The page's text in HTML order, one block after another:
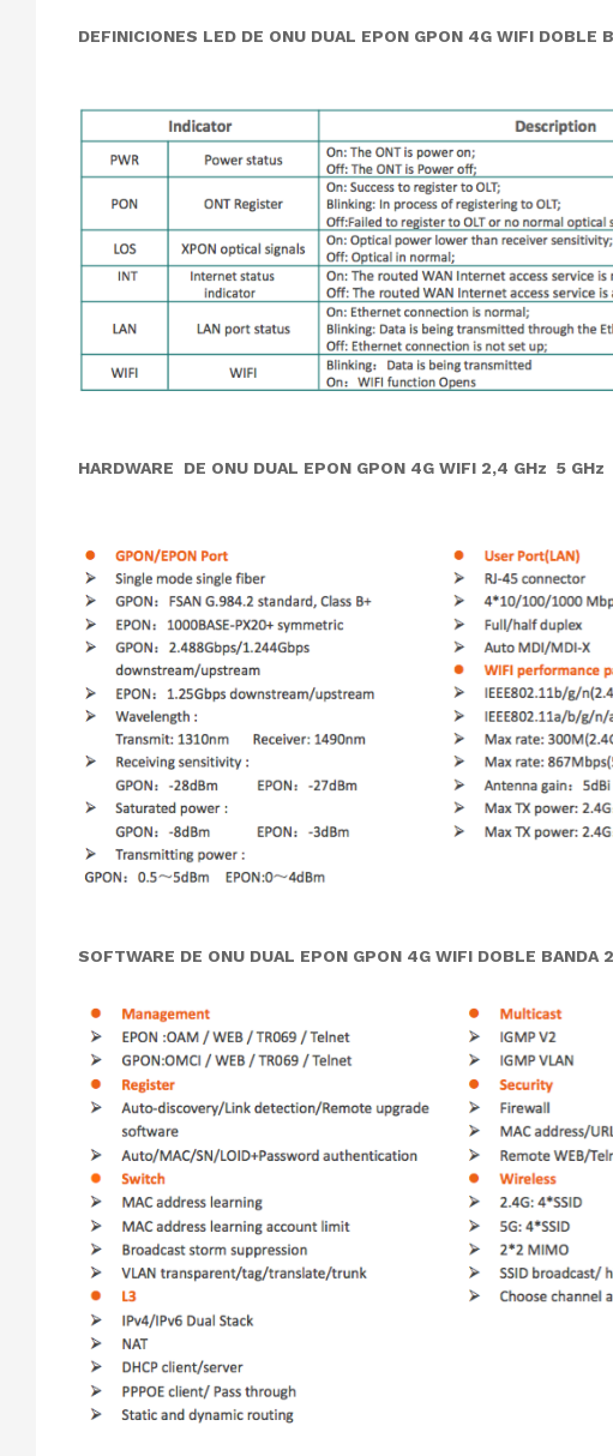
DEFINICIONES LED DE ONU DUAL EPON GPON 4G WIFI DOBLE
HARDWARE DE ONU DUAL EPON GPON 4G WIFI 2,4 GHz 5 GHz
SOFTWARE DE ONU DUAL EPON GPON 4G WIFI DOBLE BANDA